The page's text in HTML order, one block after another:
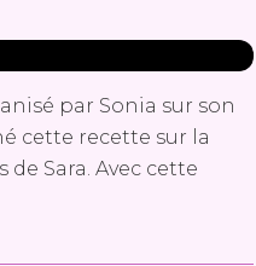
par Sonia sur son
cette recette sur la
Sara. Avec cette